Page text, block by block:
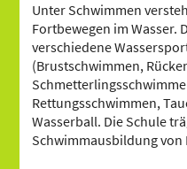
Unter Schwimmen
Fortbewegen im Wasser.
verschiedene
(Brustschwimmen,
Rettungsschwimmen,
Wasserball. Die Schule
Schwimmausbildung von